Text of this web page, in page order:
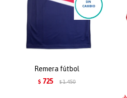
Remera fútbol
$ 725 $ 1.450